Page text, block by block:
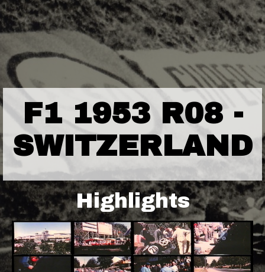
F1 1953 R08 -
SWITZERLAND
Highlights